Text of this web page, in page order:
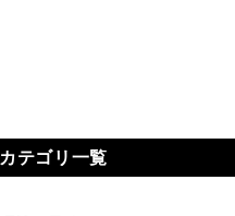
カテゴリ一覧